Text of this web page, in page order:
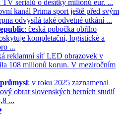
seriálů o desítky milionů eur. ...
kanál Prima sport ještě před svým
odvysílá také odvetné utkání ...
: česká pobočka obřího
kompletační, logistické a
...
reklamní síť LED obrazovek v
108 milionů korun. V meziročním
: v roku 2025 zaznamenal
obrat slovenských herních studií
...